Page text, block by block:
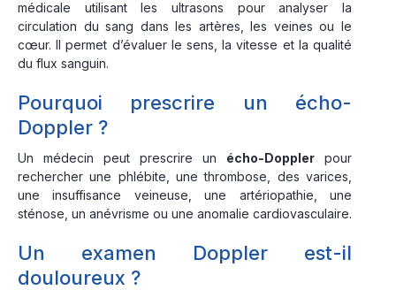
médicale utilisant les ultrasons pour analyser la
circulation du sang dans les artères, les veines ou le
cœur. Il permet d’évaluer le sens, la vitesse et la qualité
du flux sanguin.
Pourquoi prescrire un écho-
Doppler ?
Un médecin peut prescrire un écho-Doppler pour
rechercher une phlébite, une thrombose, des varices,
une insuffisance veineuse, une artériopathie, une
sténose, un anévrisme ou une anomalie cardiovasculaire.
Un examen Doppler est-il
douloureux ?